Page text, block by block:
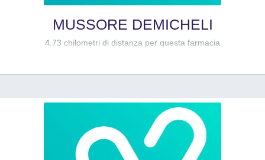
MUSSORE DEMICHELI
4.73 chilometri di distanza per questa farmacia